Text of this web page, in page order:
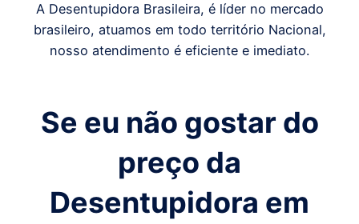
A Desentupidora Brasileira, é líder no mercado
brasileiro, atuamos em todo território Nacional,
nosso atendimento é eficiente e imediato.
Se eu não gostar do
preço da
Desentupidora em